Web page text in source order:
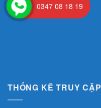
THỐNG KÊ TRUY CẬP
0347 08 18 19